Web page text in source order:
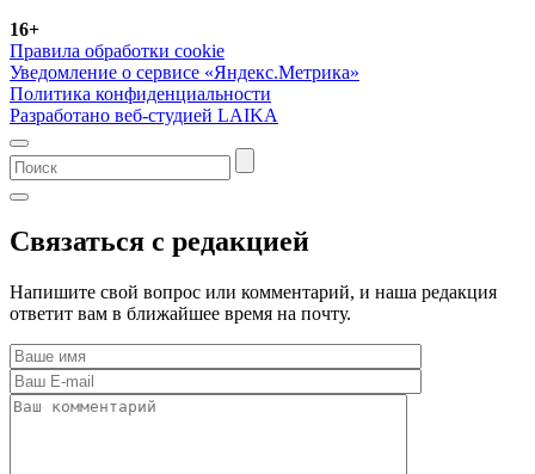
16+
Правила обработки cookie
Уведомление о сервисе «Яндекс.Метрика»
Политика конфиденциальности
Разработано веб-студией LAIKA
Связаться с редакцией
Напишите свой вопрос или комментарий, и наша редакция
ответит вам в ближайшее время на почту.